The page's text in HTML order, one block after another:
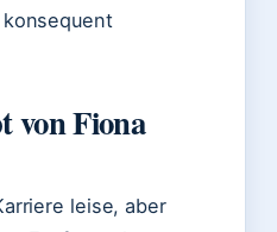
von Fiona
leise, aber